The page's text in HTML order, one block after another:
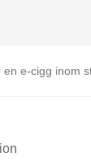
en e-cigg inom